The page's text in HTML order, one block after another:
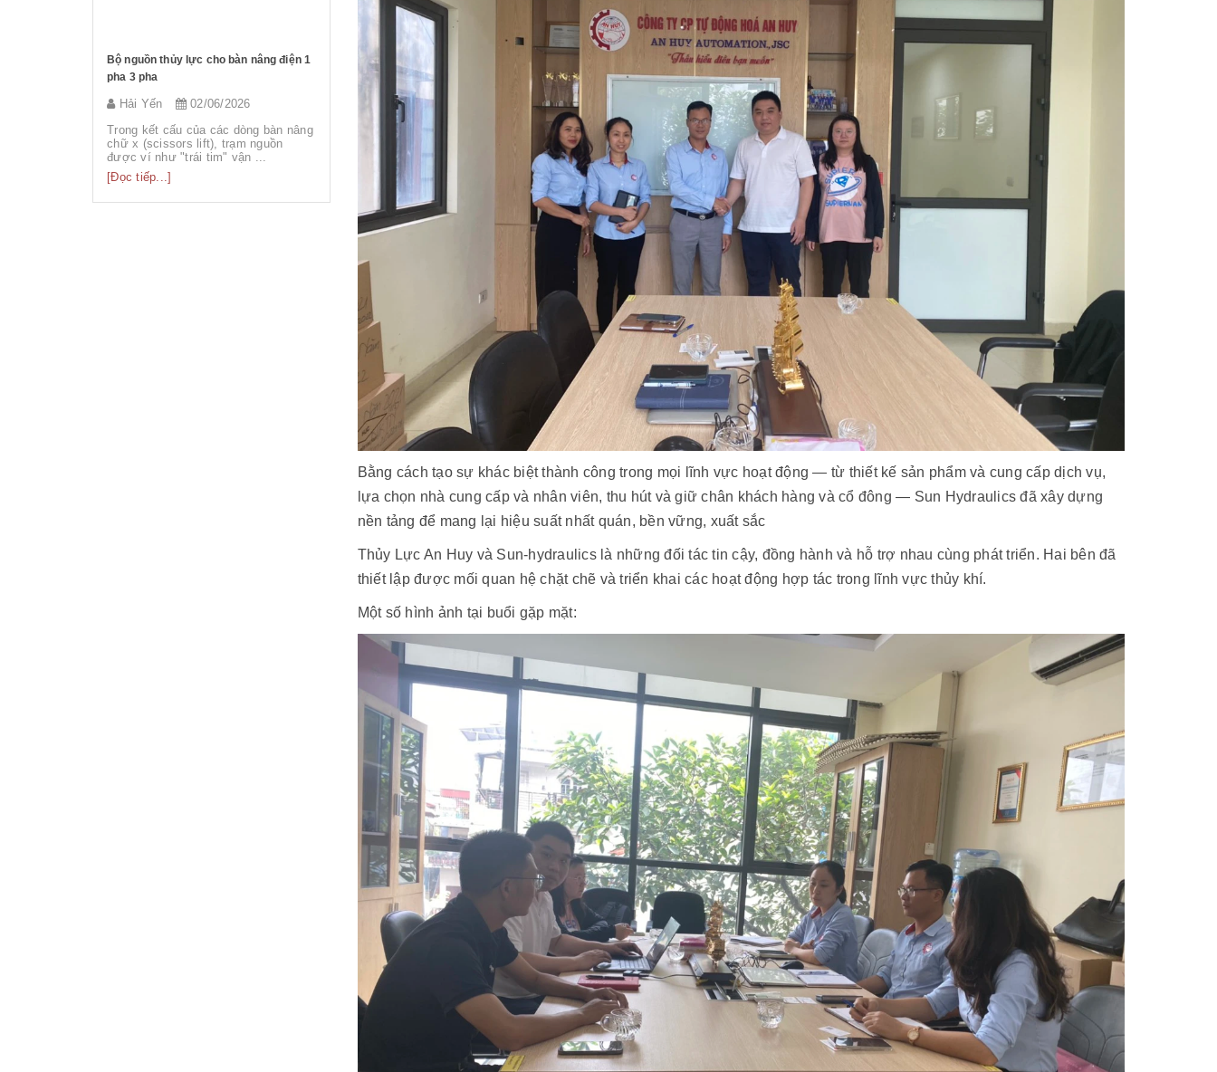
Bằng cách tạo sự khác biệt thành công trong mọi lĩnh vực hoạt động — từ thiết kế sản phẩm và cung cấp dịch vụ,
lựa chọn nhà cung cấp và nhân viên, thu hút và giữ chân khách hàng và cổ đông — Sun Hydraulics đã xây dựng
nền tảng để mang lại hiệu suất nhất quán, bền vững, xuất sắc
Thủy Lực An Huy và Sun-hydraulics là những đối tác tin cậy, đồng hành và hỗ trợ nhau cùng phát triển. Hai bên đã
thiết lập được mối quan hệ chặt chẽ và triển khai các hoạt động hợp tác trong lĩnh vực thủy khí.
Một số hình ảnh tại buổi gặp mặt:
Bộ nguồn thủy lực cho bàn nâng điện 1
pha 3 pha
Hải Yến
02/06/2026
Trong kết cấu của các dòng bàn nâng
chữ x (scissors lift), trạm nguồn
được ví như "trái tim" vận ...
[Đọc tiếp...]
Dịch vụ cải tiến và nâng cấp bộ nguồn
thủy lực theo yêu cầu
Hải Yến
02/06/2026
Thay vì đầu tư một hệ thống hoàn
nghiệp hiện nay lựa chọn phương
[Đọc tiếp...]
Siêu Thị Thủy Lực bàn giao Bộ Vượt
Tốc dùng trong nhà máy thủy điện Thác
01/04/2023
Tuần vừa qua, Siêu Thị Thủy Lực đã
bàn giao thành công Bộ vượt tốc
được sử dụng trong nhà máy thủ...
[Đọc tiếp...]